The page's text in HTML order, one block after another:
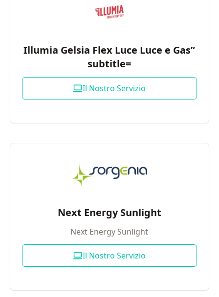
Illumia Gelsia Flex Luce Luce e Gas”
subtitle=
Il Nostro Servizio
Next Energy Sunlight
Next Energy Sunlight
Il Nostro Servizio